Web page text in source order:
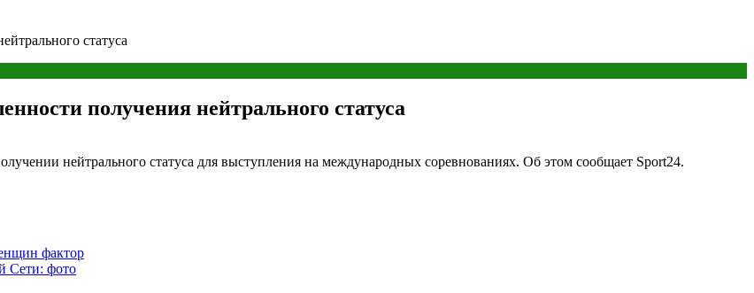
статуса
получения нейтрального статуса
нейтрального статуса для выступления на международных соревнованиях. Об этом сообщает Sport24.
фактор
Сети: фото